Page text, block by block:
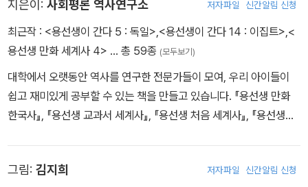
꼼꼼하게 알아본다.
지은이: 사회평론 역사연구소 저자파일 신간알림 신청
최근작 : <용선생이 간다 5 : 독일>,<용선생이 간다 14 : 이집트>,<
용선생 만화 세계사 4> … 총 59종 (모두보기)
대학에서 오랫동안 역사를 연구한 전문가들이 모여, 우리 아이들이
쉽고 재미있게 공부할 수 있는 책을 만들고 있습니다. 『용선생 만화
한국사』, 『용선생 교과서 세계사』, 『용선생 처음 세계사』, 『용선생이
그림: 김지희 저자파일 신간알림 신청